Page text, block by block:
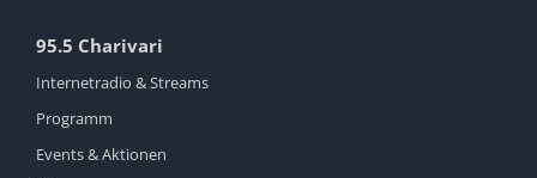
95.5 Charivari
Internetradio & Streams
Programm
Events & Aktionen